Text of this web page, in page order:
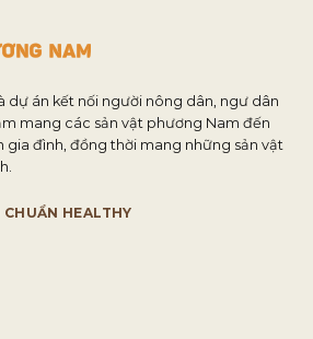
dự án kết nối người nông dân, ngư dân
mang các sản vật phương Nam đến
gia đình, đồng thời mang những sản vật
HEALTHY